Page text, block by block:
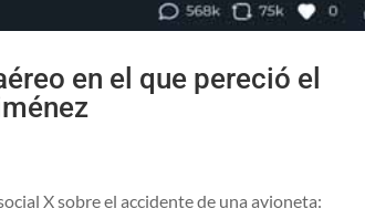
en el que pereció el
X sobre el accidente de una avioneta: